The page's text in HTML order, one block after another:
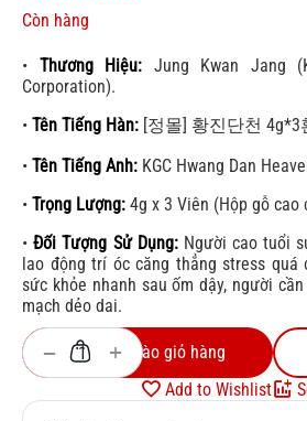
Còn hàng
• Thương Hiệu: Jung Kwan Jang
Corporation).
• Tên Tiếng Hàn: [정몰] 황진단천 4g*3
• Tên Tiếng Anh: KGC Hwang Dan
• Trọng Lượng: 4g x 3 Viên (Hộp gỗ cao
•Đối Tượng Sử Dụng:Người cao tuổi
lao động trí óc căng thẳng stress quá
sức khỏe nhanh sau ốm dậy, người
mạch dẻo dai.
+
− Thêm vào giỏ hàng
Add to Wishlist